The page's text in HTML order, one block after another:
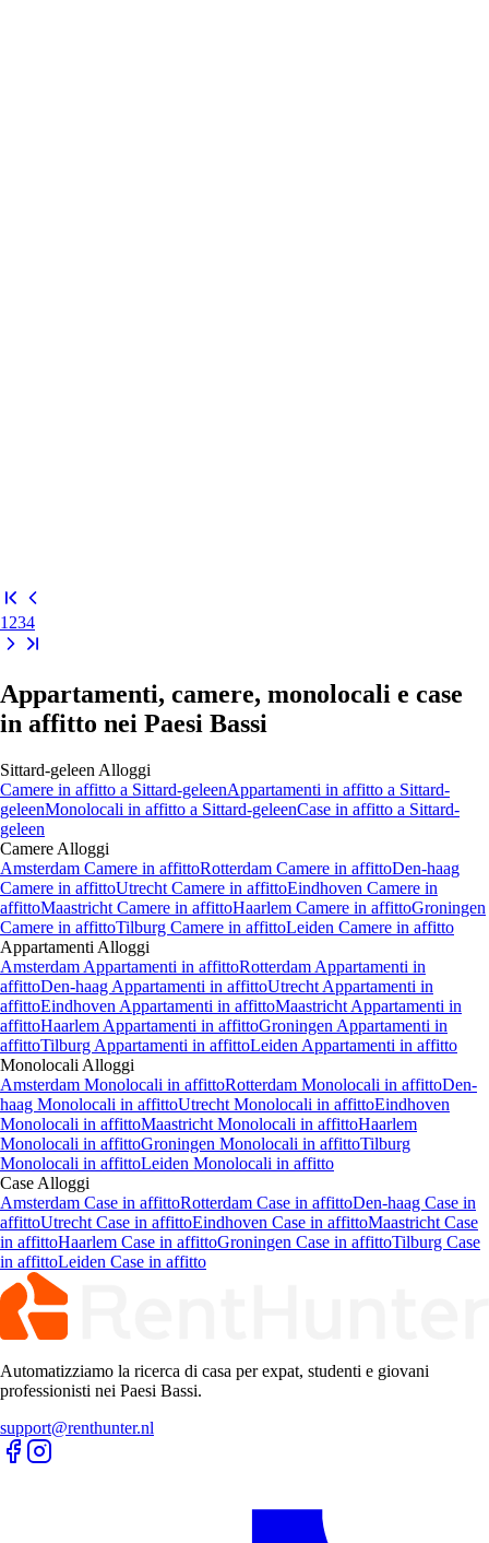
1 234
Appartamenti, camere, monolocali e case
in affitto nei Paesi Bassi
Sittard-geleen Alloggi
Camere in affitto a Sittard-geleenAppartamenti in affitto a Sittard-
geleenMonolocali in affitto a Sittard-geleenCase in affitto a Sittard-
geleen
Camere Alloggi
Amsterdam Camere in affittoRotterdam Camere in affittoDen-haag
Camere in affittoUtrecht Camere in affittoEindhoven Camere in
affittoMaastricht Camere in affittoHaarlem Camere in affittoGroningen
Camere in affittoTilburg Camere in affittoLeiden Camere in affitto
Appartamenti Alloggi
Amsterdam Appartamenti in affittoRotterdam Appartamenti in
affittoDen-haag Appartamenti in affittoUtrecht Appartamenti in
affittoEindhoven Appartamenti in affittoMaastricht Appartamenti in
affittoHaarlem Appartamenti in affittoGroningen Appartamenti in
affittoTilburg Appartamenti in affittoLeiden Appartamenti in affitto
Monolocali Alloggi
Amsterdam Monolocali in affittoRotterdam Monolocali in affittoDen-
haag Monolocali in affittoUtrecht Monolocali in affittoEindhoven
Monolocali in affittoMaastricht Monolocali in affittoHaarlem
Monolocali in affittoGroningen Monolocali in affittoTilburg
Monolocali in affittoLeiden Monolocali in affitto
Case Alloggi
Amsterdam Case in affittoRotterdam Case in affittoDen-haag Case in
affittoUtrecht Case in affittoEindhoven Case in affittoMaastricht Case
in affittoHaarlem Case in affittoGroningen Case in affittoTilburg Case
in affittoLeiden Case in affitto
Automatizziamo la ricerca di casa per expat, studenti e giovani
professionisti nei Paesi Bassi.
support@renthunter.nl